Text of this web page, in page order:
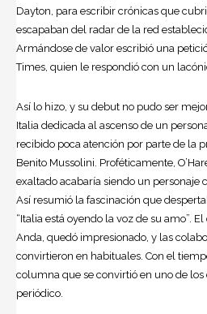
Dayton, para escribir crónicas que
escapaban del radar de la red
Armándose de valor escribió una
Times, quien le respondió con un
Así lo hizo, y su debut no pudo ser
Italia dedicada al ascenso de un
recibido poca atención por parte de la
Benito Mussolini. Proféticamente,
exaltado acabaría siendo un personaje
Así resumió la fascinación que
“Italia está oyendo la voz de su amo”.
Anda, quedó impresionado, y las
convirtieron en habituales. Con el
columna que se convirtió en uno de
periódico.